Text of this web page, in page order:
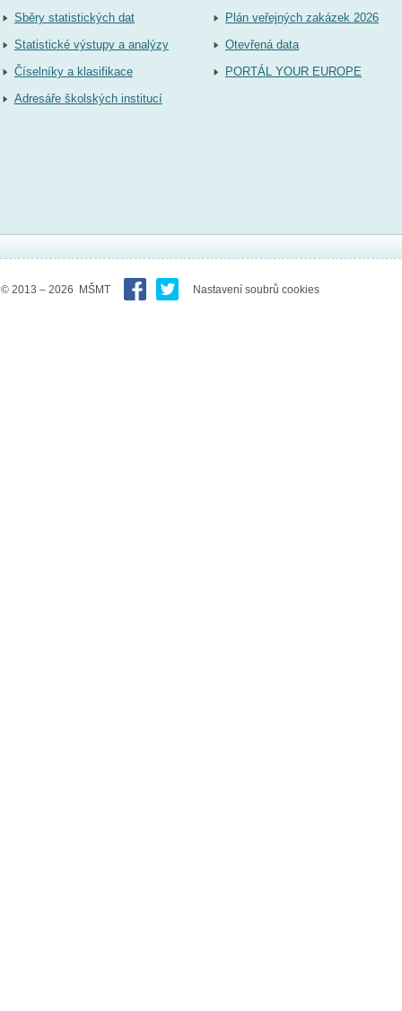
Sběry statistických dat
Statistické výstupy a analýzy
Číselníky a klasifikace
Adresáře školských institucí
Plán veřejných zakázek 2026
Otevřená data
PORTÁL YOUR EUROPE
© 2013 – 2026 MŠMT Nastavení soubrů cookies